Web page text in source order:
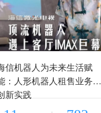
信机器人为未来生活赋
：人形机器人租售业务的
新实践